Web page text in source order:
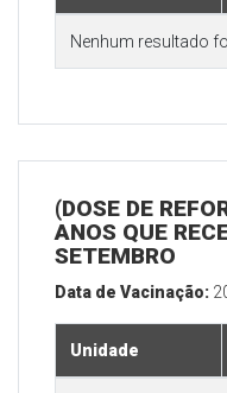
Nenhum resultado
(DOSE DE
ANOS QUE
SETEMBRO
Data de Vacinação:
Unidade